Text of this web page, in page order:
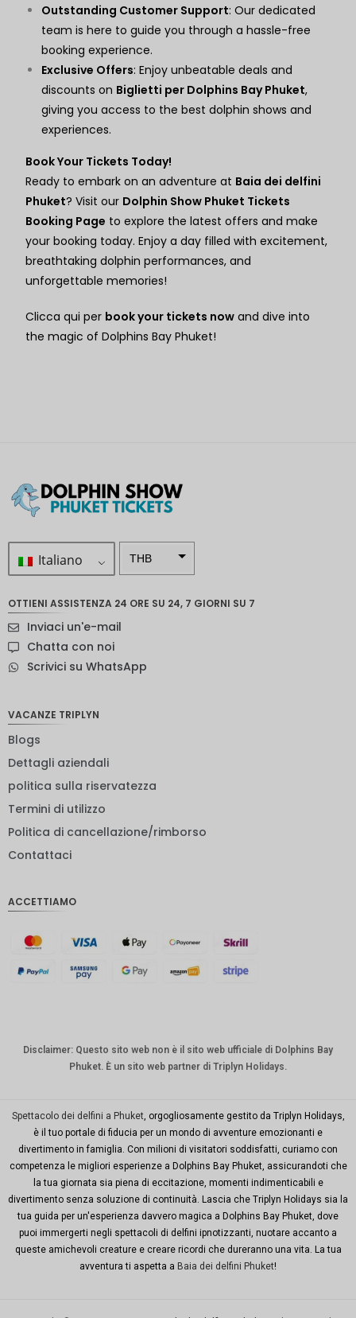
Outstanding Customer Support: Our dedicated
team is here to guide you through a hassle-free
booking experience.
Exclusive Offers: Enjoy unbeatable deals and
discounts on Biglietti per Dolphins Bay Phuket,
giving you access to the best dolphin shows and
experiences.
Book Your Tickets Today!
Ready to embark on an adventure at Baia dei delfini
Phuket? Visit our Dolphin Show Phuket Tickets
Booking Page to explore the latest offers and make
your booking today. Enjoy a day filled with excitement,
breathtaking dolphin performances, and
unforgettable memories!
Clicca qui per book your tickets now and dive into
the magic of Dolphins Bay Phuket!
Italiano THB
neozelan
euro
rupia
indiana
danese
CHF
australia
Città di
New
York
TWD
Milioni di
dollari
Codice
PHP
OTTIENI ASSISTENZA 24 ORE SU 24, 7 GIORNI SU 7
Inviaci un'e-mail
Chatta con noi
Scrivici su WhatsApp
VACANZE TRIPLYN
Blogs
Dettagli aziendali
politica sulla riservatezza
Termini di utilizzo
Politica di cancellazione/rimborso
Contattaci
ACCETTIAMO
Disclaimer: Questo sito web non è il sito web ufficiale di Dolphins Bay
Phuket. È un sito web partner di Triplyn Holidays.
Spettacolo dei delfini a Phuket, orgogliosamente gestito da Triplyn Holidays,
è il tuo portale di fiducia per un mondo di avventure emozionanti e
divertimento in famiglia. Con milioni di visitatori soddisfatti, curiamo con
competenza le migliori esperienze a Dolphins Bay Phuket, assicurandoti che
la tua giornata sia piena di eccitazione, momenti indimenticabili e
divertimento senza soluzione di continuità. Lascia che Triplyn Holidays sia la
tua guida per un'esperienza davvero magica a Dolphins Bay Phuket, dove
puoi immergerti negli spettacoli di delfini ipnotizzanti, nuotare accanto a
queste amichevoli creature e creare ricordi che dureranno una vita. La tua
avventura ti aspetta a Baia dei delfini Phuket!